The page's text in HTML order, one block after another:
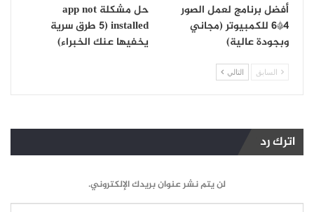
أفضل برنامج لعمل الصور
4*6 للكمبيوتر (مجاني
وبجودة عالية)
حل مشكلة app not
installed (5 طرق سرية
يخفيها عنك الخبراء)
السابق التالي
اترك رد
لن يتم نشر عنوان بريدك الإلكتروني.